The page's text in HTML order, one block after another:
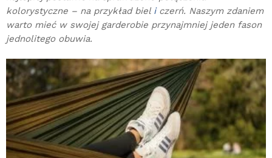
kolorystyczne – na przykład biel iczerń. Naszym zdaniem
warto mieć w swojej garderobie przynajmniej jeden fason
jednolitego obuwia.